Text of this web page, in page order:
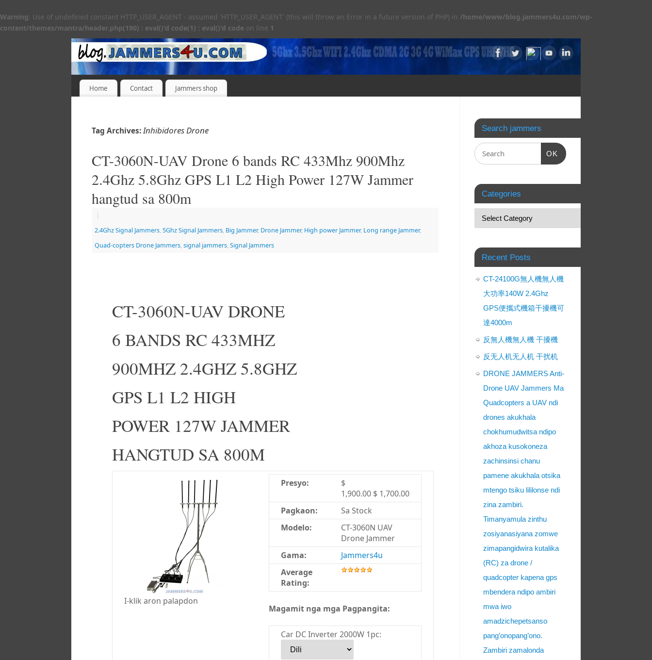
Warning: Use of undefined constant HTTP_USER_AGENT - assumed 'HTTP_USER_AGENT' (this will throw an Error in a future version of PHP) in /home/www/blog.jammers4u.com/wp-
content/themes/mantra/header.php(190) : eval()'d code(1) : eval()'d code on line 1
Home Contact Jammers shop
Tag Archives:Inhibidores Drone
CT-3060N-UAV Drone 6 bands RC 433Mhz 900Mhz
2.4Ghz 5.8Ghz GPS L1 L2 High Power 127W Jammer
hangtud sa 800m
|
2.4Ghz Signal Jammers, 5Ghz Signal Jammers, Big Jammer, Drone Jammer, High power Jammer, Long range Jammer,
Quad-copters Drone Jammers, signal jammers, Signal Jammers
CT-3060N-UAV DRONE
6 BANDS RC 433MHZ
900MHZ 2.4GHZ 5.8GHZ
GPS L1 L2 HIGH
POWER 127W JAMMER
HANGTUD SA 800M
I-klik aron palapdon
Presyo:
$
1,900.00 $ 1,700.00
Pagkaon:
Sa Stock
Modelo:
CT-3060N UAV
Drone Jammer
Gama:
Jammers4u
Average
Rating:
Magamit nga mga Pagpangita:
Car DC Inverter 2000W 1pc:
Search jammers
OK
Categories
Recent Posts
CT-24100G無人機無人機
大功率140W 2.4Ghz
GPS便攜式機箱干擾機可
達4000m
反無人機無人機 干擾機
反无人机无人机 干扰机
DRONE JAMMERS Anti-
Drone UAV Jammers Ma
Quadcopters a UAV ndi
drones akukhala
chokhumudwitsa ndipo
akhoza kusokoneza
zachinsinsi chanu
pamene akukhala otsika
mtengo tsiku lililonse ndi
zina zambiri.
Timanyamula zinthu
zosiyanasiyana zomwe
zimapangidwira kutalika
(RC) za drone /
quadcopter kapena gps
mbendera ndipo ambiri
mwa iwo
amadzichepetsanso
pang’onopang’ono.
Zambiri zamalonda